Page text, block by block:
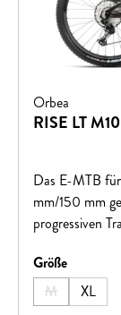
Orbea
RISE LT
Das E-MTB
mm/150 mm
progressiven
Firmware für
Größeauswählen
M
(Diese Option
XL